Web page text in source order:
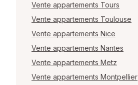
Vente appartements Tours
Vente appartements Toulouse
Vente appartements Nice
Vente appartements Nantes
Vente appartements Metz
Vente appartements Montpellier